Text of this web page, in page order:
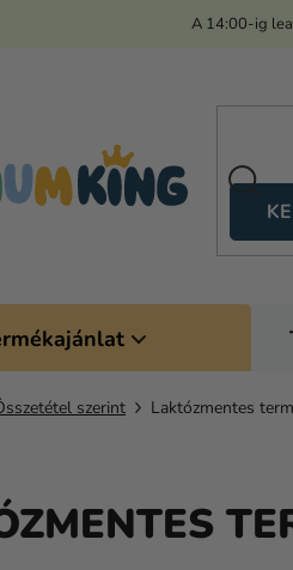
A 14:00-ig
szerint Laktózmentes